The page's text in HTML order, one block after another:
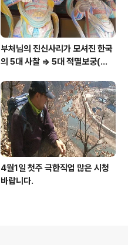
부처님의 진신사리가 모셔진 한국
의 5대 사찰 => 5대 적멸보궁(寂
4월1일 첫주 극한직업 많은 시청
바랍니다.